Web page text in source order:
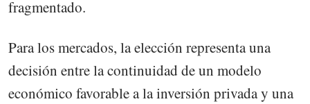
fragmentado.
Para los mercados, la elección representa una
decisión entre la continuidad de un modelo
económico favorable a la inversión privada y una